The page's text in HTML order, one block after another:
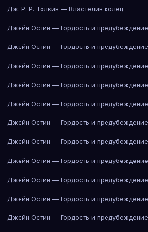
Дж. Р. Р. Толкин — Властелин колец
Джейн Остин — Гордость и предубеждение
Джейн Остин — Гордость и предубеждение
Джейн Остин — Гордость и предубеждение
Джейн Остин — Гордость и предубеждение
Джейн Остин — Гордость и предубеждение
Джейн Остин — Гордость и предубеждение
Джейн Остин — Гордость и предубеждение
Джейн Остин — Гордость и предубеждение
Джейн Остин — Гордость и предубеждение
Джейн Остин — Гордость и предубеждение
Джейн Остин — Гордость и предубеждение